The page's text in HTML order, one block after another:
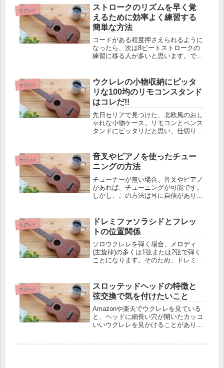
ウクレレ
ストロークのリズムを早く覚
えるために効率よく練習する
簡単な方法
コードがある程度押さえられるように
なったら、次は8ビートストロークの
練習に移る人が多いと思います。で
比べて、右手の動きが複雑になりま
す。単純なストロークであれば難しく
な...
ウクレレ
ウクレレの小物収納にピッタ
リな100均のリモコンスタンド
はコレだ!!
先日セリアで見つけた、北欧風のおし
ゃれな小物ケース。リモコンとペンス
タンドにピッタリだと思い、仕切り付
レ小物を入れてみたところ、なんと見
事にジャストフィット。しかも、今ま
で...
ウクレレ
音叉やピアノを使ったチュー
ニングの方法
チューナーが無い場合、音叉やピアノ
があれば、チューニングが可能です。
しかし、この方法は耳に自信があり、
金属製の道具で、楽器のチューニング
に使われます。先端を叩くと「A(ラ...
ウクレレ
ドレミファソラシドとフレッ
トの位置関係
ソロウクレレを弾く場合、メロディ
(主旋律)の多くは1弦または2弦で弾く
ことになります。そのため、ドレミフ
ウクレレであれば、1弦2弦だけでもド
レミファソラシドの位置は24箇...
ウクレレ
スロッテッドヘッドの特徴と
弦交換で気を付けたいこと
Amazonや楽天でウクレレを見ている
と、ヘッドに細長い穴が開いたカッコ
いいウクレレを見かけることがありま